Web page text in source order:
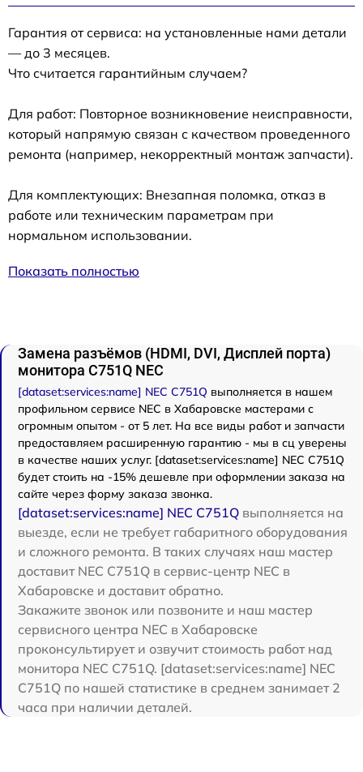
Гарантия от сервиса: на установленные нами детали
— до 3 месяцев.
Что считается гарантийным случаем?
Для работ: Повторное возникновение неисправности,
который напрямую связан с качеством проведенного
ремонта (например, некорректный монтаж запчасти).
Для комплектующих: Внезапная поломка, отказ в
работе или техническим параметрам при
нормальном использовании.
Показать полностью
Замена разъёмов (HDMI, DVI, Дисплей порта)
монитора C751Q NEC
[dataset:services:name] NEC C751Q выполняется в нашем
профильном сервисе NEC в Хабаровске мастерами с
огромным опытом - от 5 лет. На все виды работ и запчасти
предоставляем расширенную гарантию - мы в сц уверены
в качестве наших услуг. [dataset:services:name] NEC C751Q
будет стоить на -15% дешевле при оформлении заказа на
сайте через форму заказа звонка.
[dataset:services:name] NEC C751Q выполняется на
выезде, если не требует габаритного оборудования
и сложного ремонта. В таких случаях наш мастер
доставит NEC C751Q в сервис-центр NEC в
Хабаровске и доставит обратно.
Закажите звонок или позвоните и наш мастер
сервисного центра NEC в Хабаровске
проконсультирует и озвучит стоимость работ над
монитора NEC C751Q. [dataset:services:name] NEC
C751Q по нашей статистике в среднем занимает 2
часа при наличии деталей.